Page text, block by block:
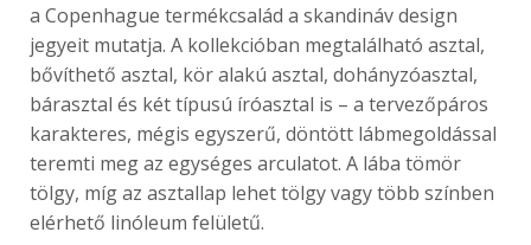
a Copenhague termékcsalád a skandináv design
jegyeit mutatja. A kollekcióban megtalálható asztal,
bővíthető asztal, kör alakú asztal, dohányzóasztal,
bárasztal és két típusú íróasztal is – a tervezőpáros
karakteres, mégis egyszerű, döntött lábmegoldással
teremti meg az egységes arculatot. A lába tömör
tölgy, míg az asztallap lehet tölgy vagy több színben
elérhető linóleum felületű.